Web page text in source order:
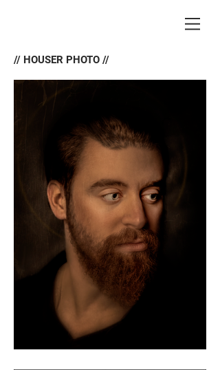
// HOUSER PHOTO //